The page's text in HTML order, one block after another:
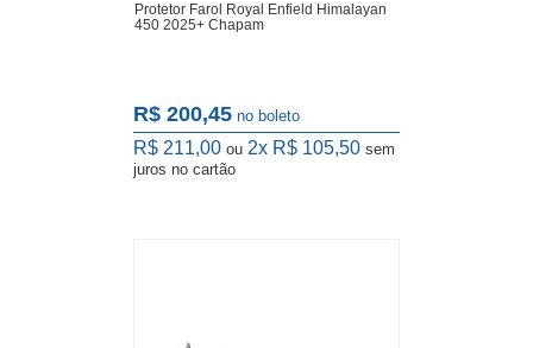
Protetor Farol Royal Enfield Himalayan
450 2025+ Chapam
R$ 200,45 no boleto
R$ 211,00 ou 2x R$ 105,50 sem
juros no cartão